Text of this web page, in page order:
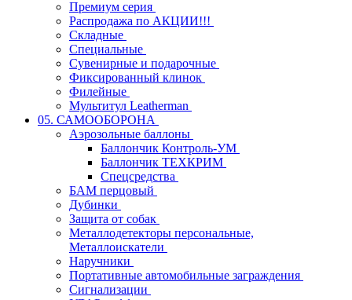
Премиум серия
Распродажа по АКЦИИ!!!
Складные
Специальные
Сувенирные и подарочные
Фиксированный клинок
Филейные
Мультитул Leatherman
05. САМООБОРОНА
Аэрозольные баллоны
Баллончик Контроль-УМ
Баллончик ТЕХКРИМ
Спецсредства
БАМ перцовый
Дубинки
Защита от собак
Металлодетекторы персональные,
Металлоискатели
Наручники
Портативные автомобильные заграждения
Сигнализации